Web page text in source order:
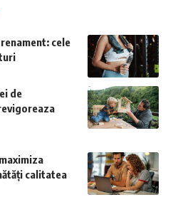
cele
de
calitatea